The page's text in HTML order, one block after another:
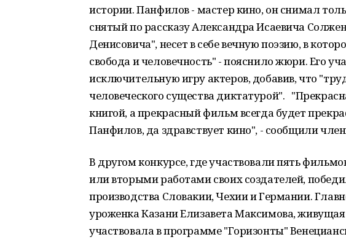
истории. Панфилов - мастер кино, он снимал
снятый по рассказу Александра Исаевича
Денисовича", несет в себе вечную поэзию, в
свобода и человечность" - пояснило жюри. Его
исключительную игру актеров, добавив, что
человеческого существа диктатурой".
книгой, а прекрасный фильм всегда будет
Панфилов, да здравствует кино", - сообщили
В другом конкурсе, где участвовали пять
или вторыми работами своих создателей,
производства Словакии, Чехии и Германии.
уроженка Казани Елизавета Максимова,
участвовала в программе "Горизонты"